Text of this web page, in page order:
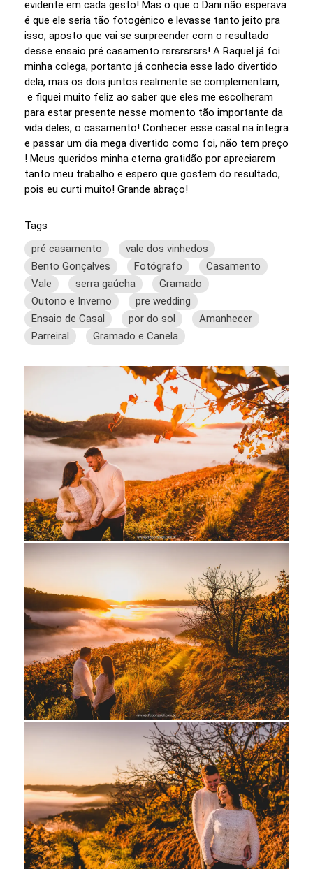
evidente em cada gesto! Mas o que o Dani não esperava
é que ele seria tão fotogênico e levasse tanto jeito pra
isso, aposto que vai se surpreender com o resultado
desse ensaio pré casamento rsrsrsrsrs! A Raquel já foi
minha colega, portanto já conhecia esse lado divertido
dela, mas os dois juntos realmente se complementam,
e fiquei muito feliz ao saber que eles me escolheram
para estar presente nesse momento tão importante da
vida deles, o casamento! Conhecer esse casal na íntegra
e passar um dia mega divertido como foi, não tem preço
! Meus queridos minha eterna gratidão por apreciarem
tanto meu trabalho e espero que gostem do resultado,
pois eu curti muito! Grande abraço!
Tags
pré casamento
vale dos vinhedos
Bento Gonçalves
Fotógrafo
Casamento
Vale
serra gaúcha
Gramado
Outono e Inverno
pre wedding
Ensaio de Casal
por do sol
Amanhecer
Parreiral
Gramado e Canela